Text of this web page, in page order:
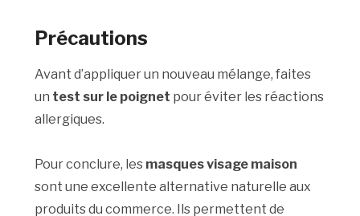
Précautions
Avant d’appliquer un nouveau mélange, faites
un test sur le poignet pour éviter les réactions
allergiques.
Pour conclure, les masques visage maison
sont une excellente alternative naturelle aux
produits du commerce. Ils permettent de